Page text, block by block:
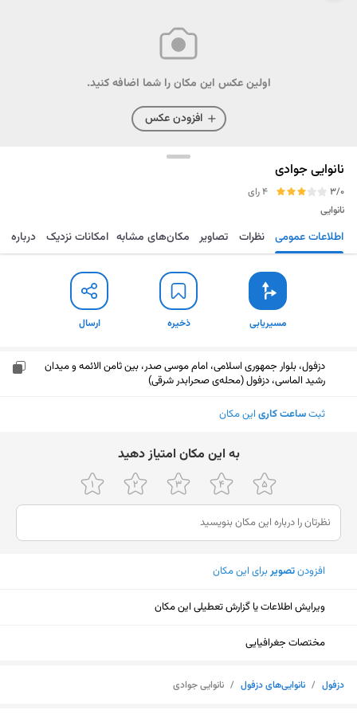
اولین عکس این مکان را شما اضافه کنید.
افزودن عکس
نانوایی جوادی
3/0
4 رای
نانوایی
مسیریابی ذخیره ارسال اطلاعات عمومی نظرات تصاویر مکان‌های مشابه امکانات نزدیک درباره
مسیریابی ذخیره ارسال
دزفول، بلوار جمهوری اسلامی، امام موسی صدر، بین ثامن الائمه و میدان
رشید الماسی، دزفول (محله‌ی صحرابدر شرقی)
ثبتساعت کاری این مکان
ﺑﻪ اﯾﻦ ﻣﮑﺎن اﻣﺘﯿﺎز دﻫﯿﺪ
افزودنتصویربرای این مکان
ویرایش اطلاعات یا گزارش تعطیلی این مکان
مختصات جغرافیایی
دزفول / نانوایی‌های دزفول / نانوایی جوادی